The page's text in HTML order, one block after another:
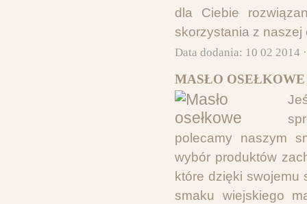
dla Ciebie
skorzystania z naszej
Data dodania: 10 02 2014
MASŁO OSEŁKOWE
polecamy naszym
wybór produktów
które dzięki swojemu
smaku wiejskiego